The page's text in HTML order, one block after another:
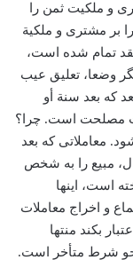
و ملکیت ثمن را
را بر مشتری و ملکیة‌
عقد تمام شده است،
وضعا، تعلیق عیب
که بعد سنة أو
مصلحت است. چرا؟
معاملاتی که بعد
مبیع را به شخص
است، اینها
و اخراج معاملات
بکند منتها
نحو شرط متأخر است.